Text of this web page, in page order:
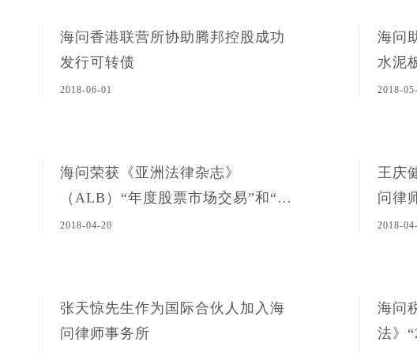
海问香港联营所协助腾邦控股成功
发行可转债
2018-06-01
海问
水泥
2018-
海问荣获《亚洲法律杂志》
（ALB）“年度股票市场交易”和“年
度科技、媒体和电信交易”大奖
2018-04-20
王庆
问律
2018-
张天惊先生作为国际合伙人加入海
问律师事务所
海问
法》